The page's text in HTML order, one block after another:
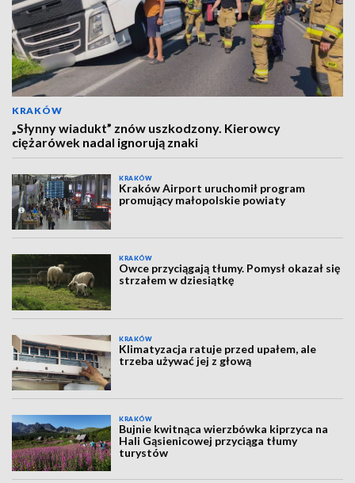
KRAKÓW
„Słynny wiadukt” znów uszkodzony. Kierowcy
ciężarówek nadal ignorują znaki
KRAKÓW
Kraków Airport uruchomił program
promujący małopolskie powiaty
KRAKÓW
Owce przyciągają tłumy. Pomysł okazał się
strzałem w dziesiątkę
KRAKÓW
Klimatyzacja ratuje przed upałem, ale
trzeba używać jej z głową
KRAKÓW
Bujnie kwitnąca wierzbówka kiprzyca na
Hali Gąsienicowej przyciąga tłumy
turystów